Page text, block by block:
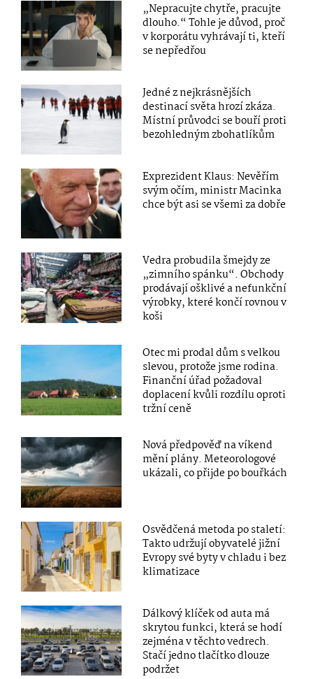
„Nepracujte chytře, pracujte
dlouho.“ Tohle je důvod, proč
v korporátu vyhrávají ti, kteří
se nepředřou
Jedné z nejkrásnějších
destinací světa hrozí zkáza.
Místní průvodci se bouří proti
bezohledným zbohatlíkům
Exprezident Klaus: Nevěřím
svým očím, ministr Macinka
chce být asi se všemi za dobře
Vedra probudila šmejdy ze
„zimního spánku“. Obchody
prodávají ošklivé a nefunkční
výrobky, které končí rovnou v
koši
Otec mi prodal dům s velkou
slevou, protože jsme rodina.
Finanční úřad požadoval
doplacení kvůli rozdílu oproti
tržní ceně
Nová předpověď na víkend
mění plány. Meteorologové
ukázali, co přijde po bouřkách
Osvědčená metoda po staletí:
Takto udržují obyvatelé jižní
Evropy své byty v chladu i bez
klimatizace
Dálkový klíček od auta má
skrytou funkci, která se hodí
zejména v těchto vedrech.
Stačí jedno tlačítko dlouze
podržet